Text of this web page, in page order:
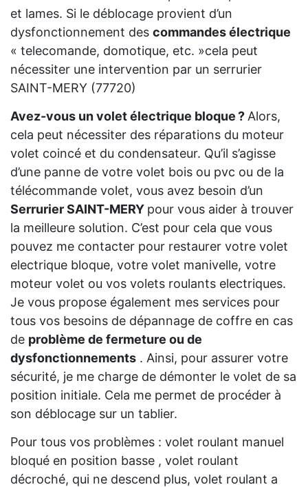
et lames. Si le déblocage provient d’un
dysfonctionnement des commandes électrique
« telecomande, domotique, etc. »cela peut
nécessiter une intervention par un serrurier
SAINT-MERY (77720)
Avez-vous un volet électrique bloque ? Alors,
cela peut nécessiter des réparations du moteur
volet coincé et du condensateur. Qu’il s’agisse
d’une panne de votre volet bois ou pvc ou de la
télécommande volet, vous avez besoin d’un
Serrurier SAINT-MERY pour vous aider à trouver
la meilleure solution. C’est pour cela que vous
pouvez me contacter pour restaurer votre volet
electrique bloque, votre volet manivelle, votre
moteur volet ou vos volets roulants electriques.
Je vous propose également mes services pour
tous vos besoins de dépannage de coffre en cas
de problème de fermeture ou de
dysfonctionnements . Ainsi, pour assurer votre
sécurité, je me charge de démonter le volet de sa
position initiale. Cela me permet de procéder à
son déblocage sur un tablier.
Pour tous vos problèmes : volet roulant manuel
bloqué en position basse , volet roulant
décroché, qui ne descend plus, volet roulant a